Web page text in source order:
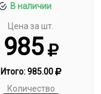
В наличии
Цена за шт.
985
Итого:985.00
Количество